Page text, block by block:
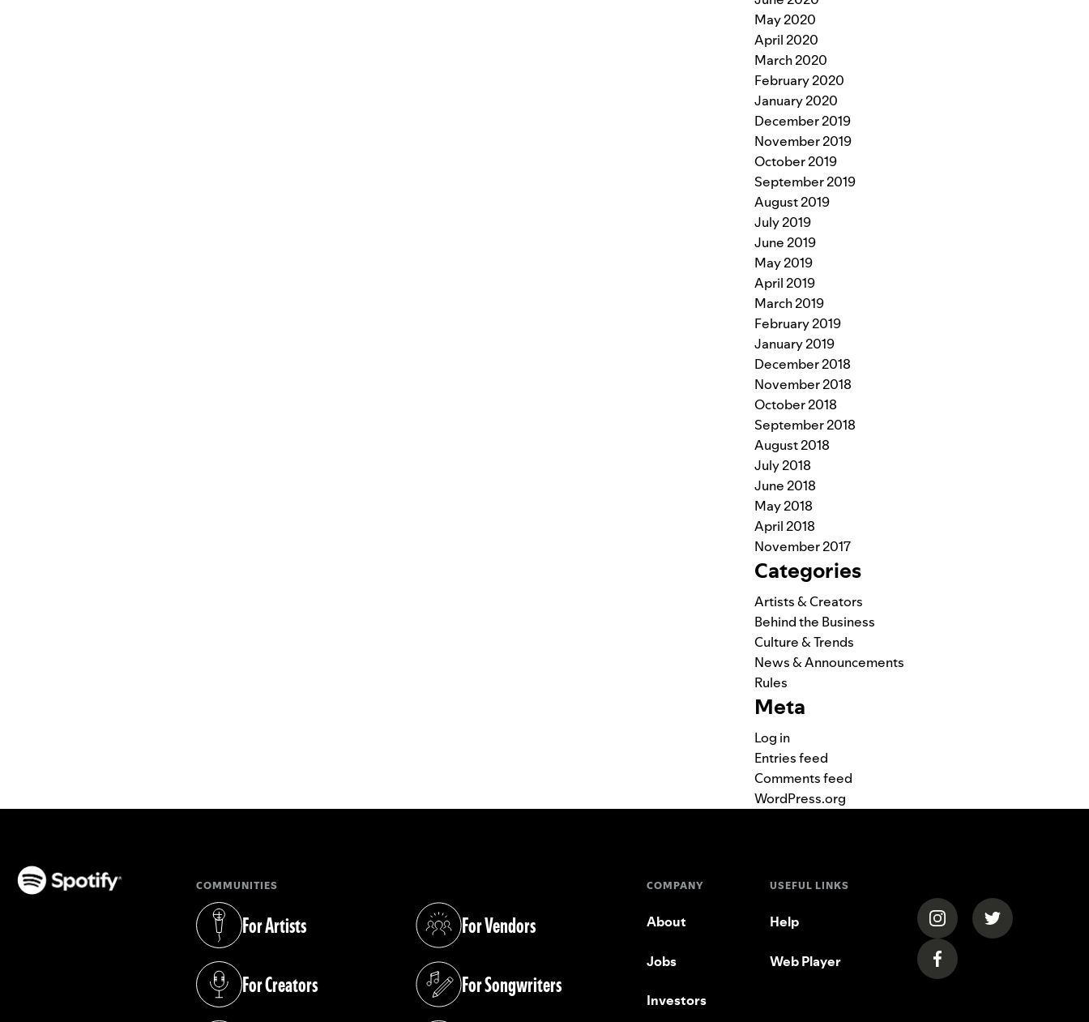
May 2020
April 2020
March 2020
February 2020
January 2020
December 2019
November 2019
October 2019
September 2019
August 2019
July 2019
June 2019
May 2019
April 2019
March 2019
February 2019
January 2019
December 2018
November 2018
October 2018
September 2018
August 2018
July 2018
June 2018
May 2018
April 2018
November 2017
Categories
Artists & Creators
Behind the Business
Culture & Trends
News & Announcements
Rules
Meta
Log in
Entries feed
Comments feed
WordPress.org
COMMUNITIES
For Artists
(opens in a new tab)
For Creators
(opens in a new tab)
For Vendors
(opens in a new tab)
For Songwriters
(opens in a new tab)
COMPANY
About
Jobs
Investors
USEFUL LINKS
Help
Web Player
(opens in a new tab)
(opens in a
(opens in a new tab)